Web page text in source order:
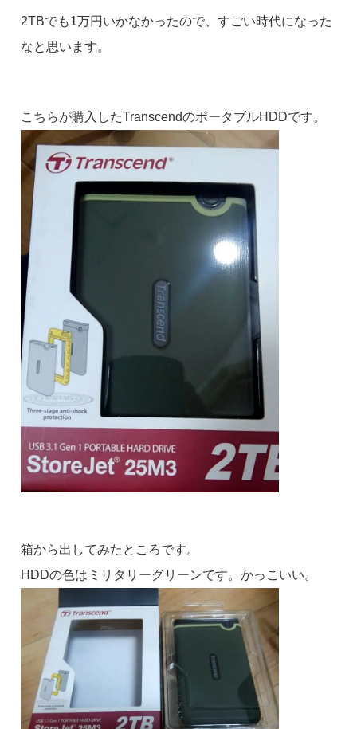
2TBでも1万円いかなかったので、すごい時代になった
なと思います。
こちらが購入したTranscendのポータブルHDDです。
箱から出してみたところです。
HDDの色はミリタリーグリーンです。かっこいい。